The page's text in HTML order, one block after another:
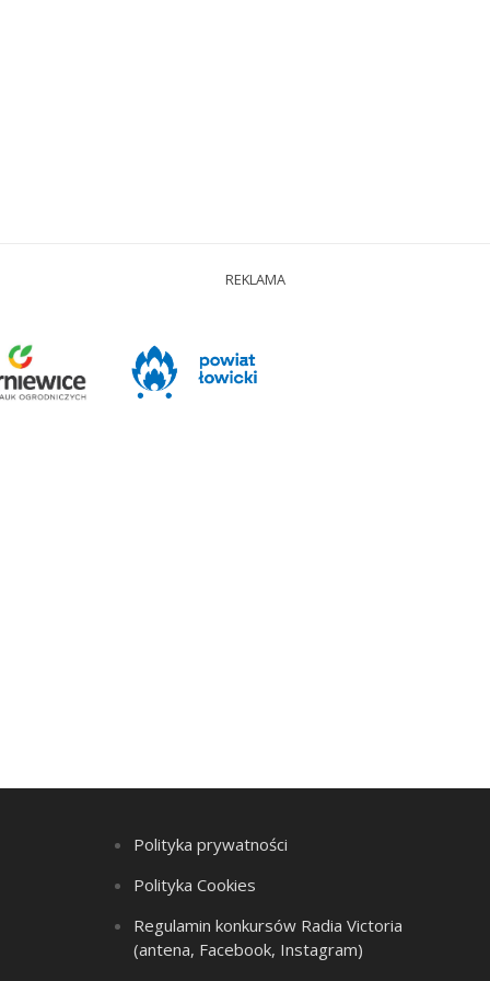
REKLAMA
Polityka prywatności
Polityka Cookies
Regulamin konkursów Radia Victoria
(antena, Facebook, Instagram)